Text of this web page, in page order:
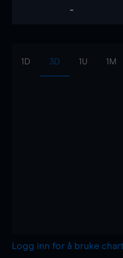
-
1D 3D 1U 1M
Logg inn for å bruke